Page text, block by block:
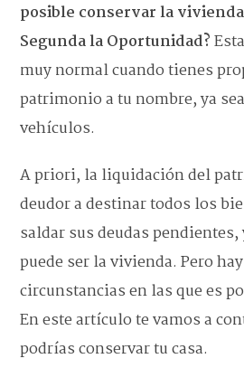
posible conservar la
Segunda la Oportunidad?
muy normal cuando tienes
patrimonio a tu nombre, ya
vehículos.
A priori, la liquidación del
deudor a destinar todos los
saldar sus deudas
puede ser la vivienda. Pero
circunstancias en las que es
En este artículo te vamos a
podrías conservar tu casa.